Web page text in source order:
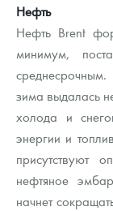
Золотой червонец
Золотые слитки
Аксессуары
Гарри Поттер
Год Лошади
Флот: ледоколы и
Выкуп монет
Выкуп
Вопрос - ответ
Памятка для
Условия возврата
Монеты
Политика
Распродажа монет и
Итоги 2025 года.
2026 год
Cтатьи
Георгий
Курс золота и
Лом выкуп
Скупка слитков
Контакты
О нас
Наши
Письмо директору
Нефть
Нефть Brent
минимум,
зима выдалась
холода и
энергии и
присутствуют
нефтяное
начнет